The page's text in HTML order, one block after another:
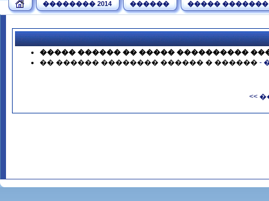
�������� 2014 ������ ����� �������
����� ������ �� ����� ����������
�� ������ �������� ������ � ������ -
<<